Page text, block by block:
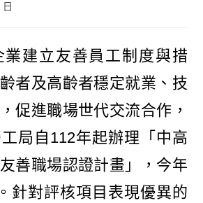
建立友善員工制度與措
者及高齡者穩定就業、技
促進職場世代交流合作，
局自112年起辦理「中高
善職場認證計畫」，今年
針對評核項目表現優異的